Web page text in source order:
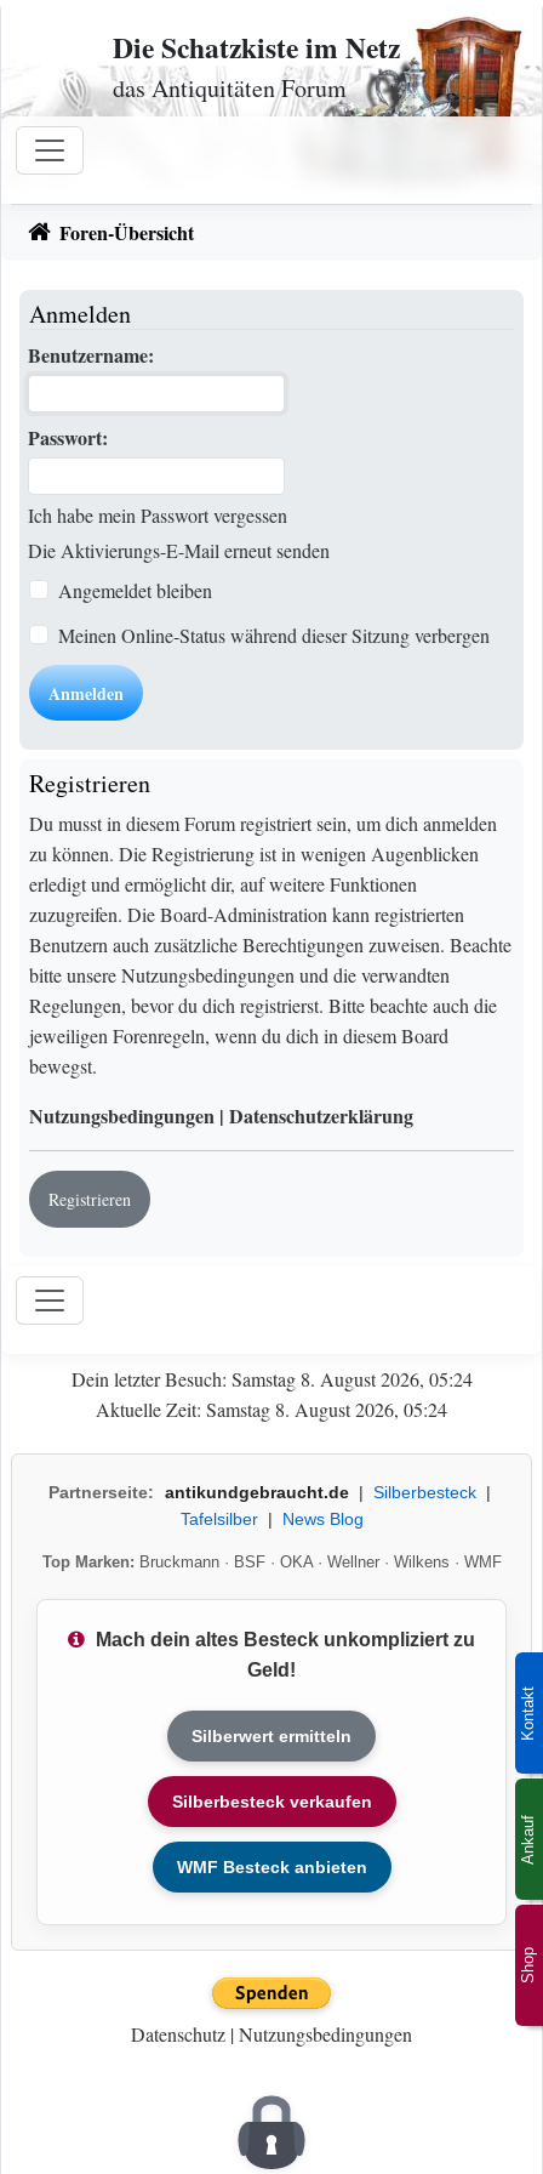
Shop
Kontakt
Ankauf
Zum Inhalt
Die Schatzkiste im Netz
das Antiquitäten Forum
Foren-Übersicht
Anmelden
Benutzername:
Passwort:
Ich habe mein Passwort vergessen
Die Aktivierungs-E-Mail erneut senden
Angemeldet bleiben
Meinen Online-Status während dieser Sitzung verbergen
Registrieren
Du musst in diesem Forum registriert sein, um dich anmelden
zu können. Die Registrierung ist in wenigen Augenblicken
erledigt und ermöglicht dir, auf weitere Funktionen
zuzugreifen. Die Board-Administration kann registrierten
Benutzern auch zusätzliche Berechtigungen zuweisen. Beachte
bitte unsere Nutzungsbedingungen und die verwandten
Regelungen, bevor du dich registrierst. Bitte beachte auch die
jeweiligen Forenregeln, wenn du dich in diesem Board
bewegst.
Nutzungsbedingungen | Datenschutzerklärung
Registrieren
Dein letzter Besuch: Samstag 8. August 2026, 05:24
Aktuelle Zeit: Samstag 8. August 2026, 05:24
Partnerseite: antikundgebraucht.de| Silberbesteck|
Tafelsilber| News Blog
Top Marken: Bruckmann· BSF· OKA· Wellner· Wilkens · WMF
Mach dein altes Besteck unkompliziert zu
Geld!
Silberwert ermitteln
Silberbesteck verkaufen
WMF Besteck anbieten
Datenschutz |Nutzungsbedingungen